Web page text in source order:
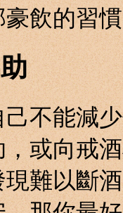
飲的習
能減少
或向戒
以斷酒